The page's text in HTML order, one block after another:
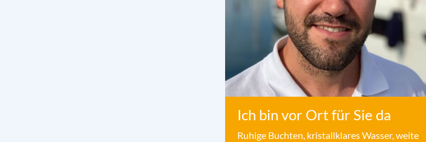
Ich bin vor Ort für Sie da
Ruhige Buchten, kristallklares Wasser, weite